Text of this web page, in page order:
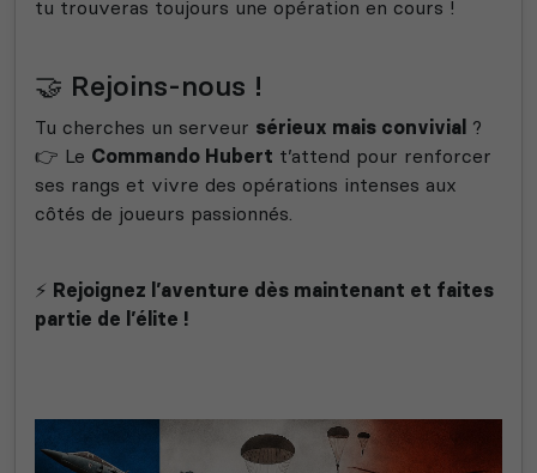
tu trouveras toujours une opération en cours !
🤝 Rejoins-nous !
Tu cherches un serveur sérieux mais convivial ?
👉 Le Commando Hubert t’attend pour renforcer
ses rangs et vivre des opérations intenses aux
côtés de joueurs passionnés.
⚡ Rejoignez l’aventure dès maintenant et faites
partie de l’élite !